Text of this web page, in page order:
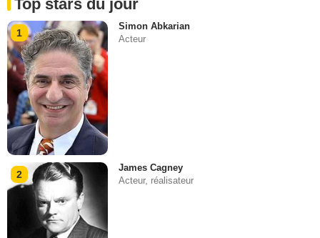
Top stars du jour
1
Simon Abkarian
Acteur
2
James Cagney
Acteur, réalisateur